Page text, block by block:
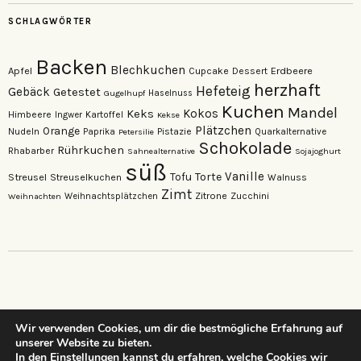
SCHLAGWÖRTER
Apfel Backen Blechkuchen Cupcake Dessert Erdbeere
Gebäck Getestet Gugelhupf Haselnuss Hefeteig herzhaft
Himbeere Ingwer Kartoffel Keks Kekse Kokos Kuchen Mandel
Nudeln Orange Paprika Petersilie Pistazie Plätzchen Quarkalternative
Rhabarber Rührkuchen Sahnealternative Schokolade Sojajoghurt
Streusel Streuselkuchen süß Tofu Torte Vanille Walnuss
Weihnachten Weihnachtsplätzchen Zimt Zitrone Zucchini
…dein neuer Lieblings-Foodblog…
Wir verwenden Cookies, um dir die bestmögliche Erfahrung auf
unserer Website zu bieten.
In den Einstellungen kannst du erfahren, welche Cookies wir